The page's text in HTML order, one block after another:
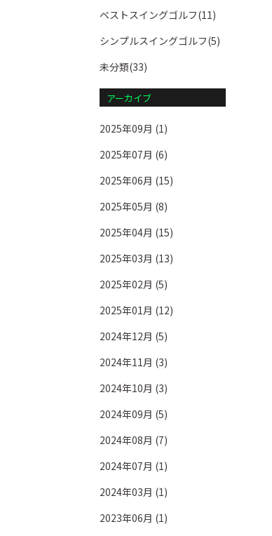
ベストスイングゴルフ(11)
シンプルスイングゴルフ(5)
未分類(33)
アーカイブ
2025年09月 (1)
2025年07月 (6)
2025年06月 (15)
2025年05月 (8)
2025年04月 (15)
2025年03月 (13)
2025年02月 (5)
2025年01月 (12)
2024年12月 (5)
2024年11月 (3)
2024年10月 (3)
2024年09月 (5)
2024年08月 (7)
2024年07月 (1)
2024年03月 (1)
2023年06月 (1)